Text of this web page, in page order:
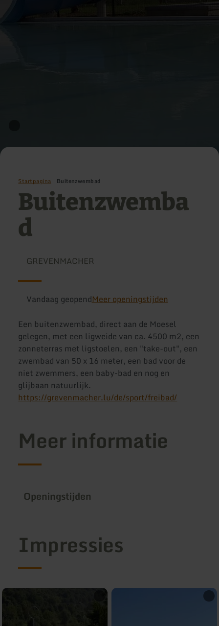
Startpagina Buitenzwembad
Buitenzwemba
d
GREVENMACHER
Vandaag geopendMeer openingstijden
Een buitenzwembad, direct aan de Moesel
gelegen, met een ligweide van ca. 4500 m2, een
zonneterras met ligstoelen, een "take-out", een
zwembad van 50 x 16 meter, een bad voor de
niet zwemmers, een baby-bad en nog en
glijbaan natuurlijk.
https://grevenmacher.lu/de/sport/freibad/
Meer informatie
Openingstijden
Impressies